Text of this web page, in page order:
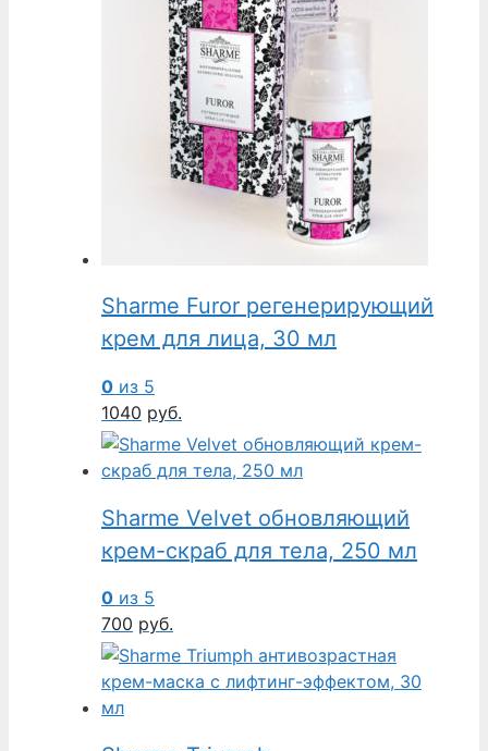
Sharme Furor регенерирующий
крем для лица, 30 мл
0 из 5
1040 руб.
Sharme Velvet обновляющий
крем-скраб для тела, 250 мл
0 из 5
700 руб.